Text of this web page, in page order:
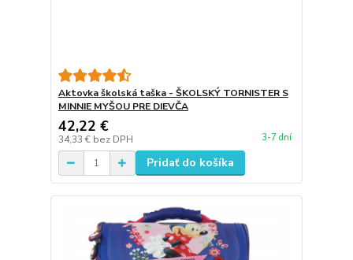
Aktovka školská taška - ŠKOLSKÝ TORNISTER S
MINNIE MYŠOU PRE DIEVČA
42,22 €
34,33 € bez DPH 3-7 dní
Pridať do košíka